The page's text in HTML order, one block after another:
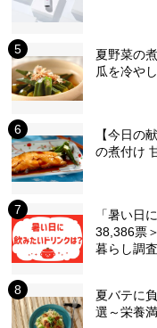
夏野菜の
瓜を冷や
【今日の
の煮付け
「暑い日
38,386票
暮らし調
夏バテに
選～栄養